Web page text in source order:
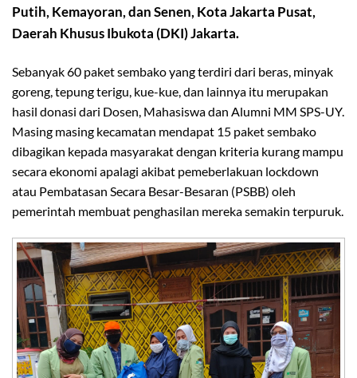
Putih, Kemayoran, dan Senen, Kota Jakarta Pusat,
Daerah Khusus Ibukota (DKI) Jakarta.
Sebanyak 60 paket sembako yang terdiri dari beras, minyak
goreng, tepung terigu, kue-kue, dan lainnya itu merupakan
hasil donasi dari Dosen, Mahasiswa dan Alumni MM SPS-UY.
Masing masing kecamatan mendapat 15 paket sembako
dibagikan kepada masyarakat dengan kriteria kurang mampu
secara ekonomi apalagi akibat pemeberlakuan lockdown
atau Pembatasan Secara Besar-Besaran (PSBB) oleh
pemerintah membuat penghasilan mereka semakin terpuruk.